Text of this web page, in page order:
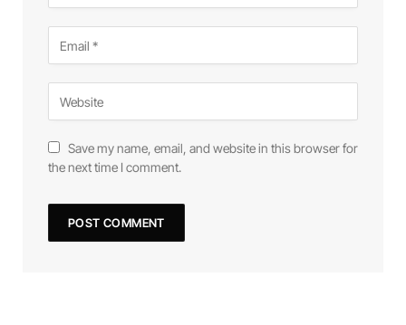
Save my name, email, and website in this browser for
the next time I comment.